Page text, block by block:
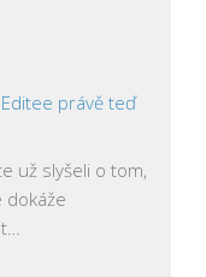
právě teď
už slyšeli o tom,
dokáže